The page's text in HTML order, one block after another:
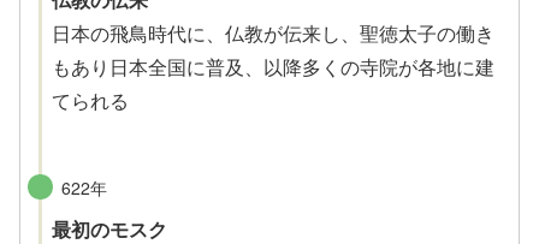
日本の飛鳥時代に、仏教が伝来し、聖徳太子の働き
もあり日本全国に普及、以降多くの寺院が各地に建
てられる
622年
最初のモスク